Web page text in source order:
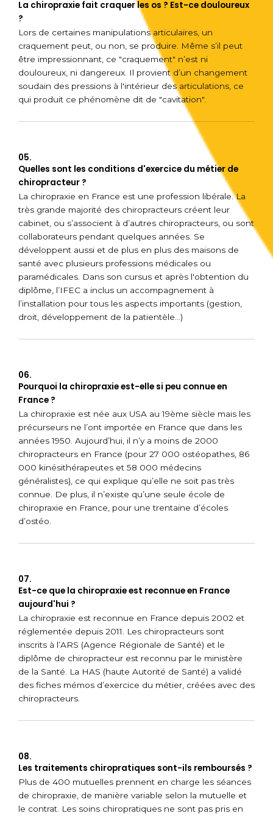
La chiropraxie fait craquer les os ? Est-ce douloureux
?
Lors de certaines manipulations articulaires, un
craquement peut, ou non, se produire. Même s’il peut
être impressionnant, ce "craquement" n’est ni
douloureux, ni dangereux. Il provient d’un changement
soudain des pressions à l'intérieur des articulations, ce
qui produit ce phénomène dit de "cavitation".
05.
Quelles sont les conditions d'exercice du métier de
chiropracteur ?
La chiropraxie en France est une profession libérale. La
très grande majorité des chiropracteurs créent leur
cabinet, ou s’associent à d’autres chiropracteurs, ou sont
collaborateurs pendant quelques années. Se
développent aussi et de plus en plus des maisons de
santé avec plusieurs professions médicales ou
paramédicales. Dans son cursus et après l'obtention du
diplôme, l’IFEC a inclus un accompagnement à
l’installation pour tous les aspects importants (gestion,
droit, développement de la patientèle…)
06.
Pourquoi la chiropraxie est-elle si peu connue en
France ?
La chiropraxie est née aux USA au 19ème siècle mais les
précurseurs ne l’ont importée en France que dans les
années 1950. Aujourd’hui, il n’y a moins de 2000
chiropracteurs en France (pour 27 000 ostéopathes, 86
000 kinésithérapeutes et 58 000 médecins
généralistes), ce qui explique qu’elle ne soit pas très
connue. De plus, il n’existe qu’une seule école de
chiropraxie en France, pour une trentaine d’écoles
d’ostéo.
07.
Est-ce que la chiropraxie est reconnue en France
aujourd'hui ?
La chiropraxie est reconnue en France depuis 2002 et
réglementée depuis 2011. Les chiropracteurs sont
inscrits à l’ARS (Agence Régionale de Santé) et le
diplôme de chiropracteur est reconnu par le ministère
de la Santé. La HAS (haute Autorité de Santé) a validé
des fiches mémos d’exercice du métier, créées avec des
chiropracteurs.
08.
Les traitements chiropratiques sont-ils remboursés ?
Plus de 400 mutuelles prennent en charge les séances
de chiropraxie, de manière variable selon la mutuelle et
le contrat. Les soins chiropratiques ne sont pas pris en